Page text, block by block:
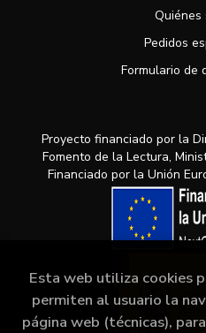
Quiénes
Pedidos
Formulario de
Proyecto financiado por la
Fomento de la Lectura,
Financiado por la Unión
Esta web utiliza cookies
permiten al usuario la
página web (técnicas),